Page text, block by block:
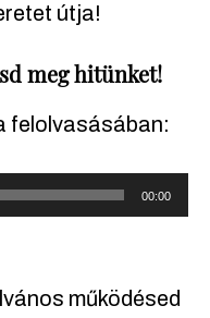
útja!
meg hitünket!
felolvasásában:
00:00
működésed